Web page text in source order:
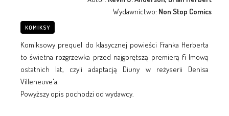
Wydawnictwo: Non Stop Comics
KOMIKSY
Komiksowy prequel do klasycznej powieści Franka Herberta
to świetna rozgrzewka przed najgorętszą premierą fi lmową
ostatnich lat, czyli adaptacją Diuny w reżyserii Denisa
Villeneuve'a.
Powyższy opis pochodzi od wydawcy.